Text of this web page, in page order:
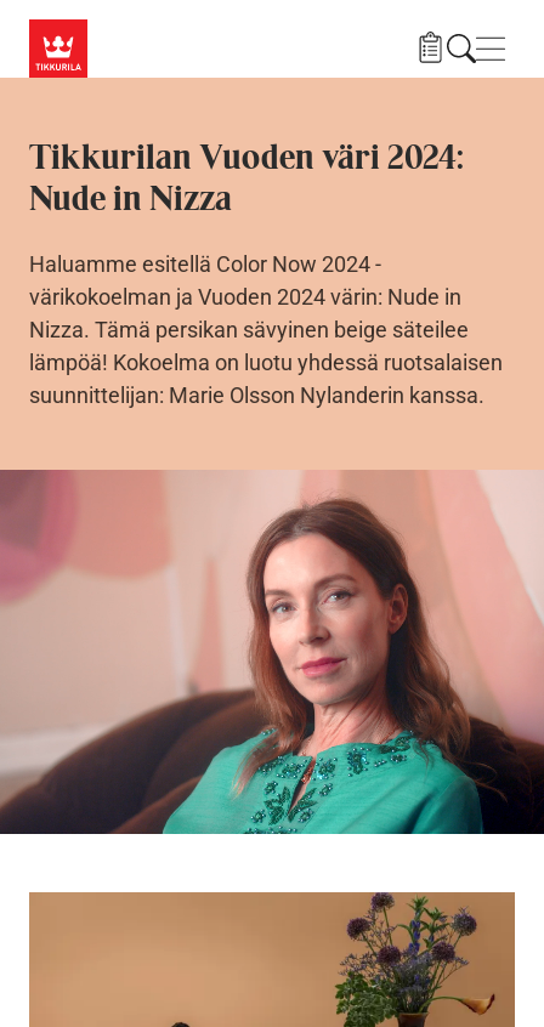
Tikkurilan Vuoden väri 2024:
Nude in Nizza
Haluamme esitellä Color Now 2024 -
värikokoelman ja Vuoden 2024 värin: Nude in
Nizza. Tämä persikan sävyinen beige säteilee
lämpöä! Kokoelma on luotu yhdessä ruotsalaisen
suunnittelijan: Marie Olsson Nylanderin kanssa.